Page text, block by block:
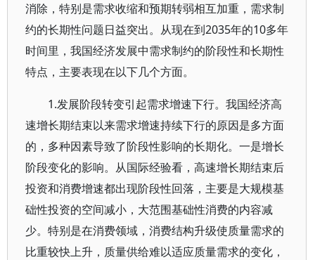
消除，特别是需求收缩和预期转弱相互加重，需求制
约的长期性问题日益突出。从现在到2035年的10多年
时间里，我国经济发展中需求制约的阶段性和长期性
特点，主要表现在以下几个方面。
1.发展阶段转变引起需求增速下行。我国经济高
速增长期结束以来需求增速持续下行的原因是多方面
的，多种因素导致了阶段性影响的长期化。一是增长
阶段变化的影响。从国际经验看，高速增长期结束后
投资和消费增速都出现阶段性回落，主要是大规模基
础性投资的空间减小，大范围基础性消费的内容减
少。特别是在消费领域，消费结构升级使质量需求的
比重较快上升，质量供给难以适应质量需求的变化，